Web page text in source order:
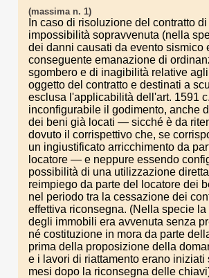
(massima n. 1)
In caso di risoluzione del contratto
impossibilità sopravvenuta (nella
dei danni causati da evento sismico
conseguente emanazione di
sgombero e di inagibilità relative
oggetto del contratto e destinati a
esclusa l'applicabilità dell'art. 1591
inconfigurabile il godimento, anche
dei beni già locati — sicché è da
dovuto il corrispettivo che, se
un ingiustificato arricchimento da
locatore — e neppure essendo
possibilità di una utilizzazione
reimpiego da parte del locatore dei
nel periodo tra la cessazione dei
effettiva riconsegna. (Nella specie la
degli immobili era avvenuta senza
né costituzione in mora da parte
prima della proposizione della
e i lavori di riattamento erano iniziati
mesi dopo la riconsegna delle